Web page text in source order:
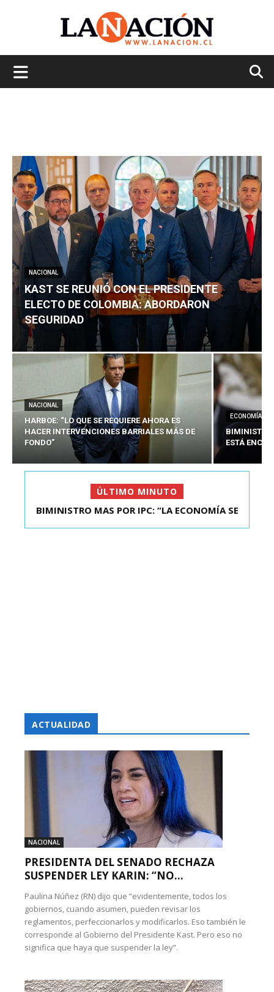
NACIONAL
KAST SE REUNIÓ CON EL PRESIDENTE
ELECTO DE COLOMBIA: ABORDARON
SEGURIDAD
NACIONAL
HARBOE: “LO QUE SE REQUIERE AHORA ES
HACER INTERVENCIONES BARRIALES MÁS DE
FONDO”
ECONOMÍA
BIMINISTRO
ESTÁ
ÚLTIMO MINUTO
KAST SE REUNIÓ CON EL PRESIDENTE ELECTO DE
BIMINISTRO MAS POR IPC: “LA ECONOMÍA SE
ACTUALIDAD
NACIONAL
PRESIDENTA DEL SENADO RECHAZA
SUSPENDER LEY KARIN: “NO...
Paulina Núñez (RN) dijo que “evidentemente, todos los
gobiernos, cuando asumen, pueden revisar los
reglamentos, perfeccionarlos y modificarlos. Eso también le
corresponde al Gobierno del Presidente Kast. Pero eso no
significa que haya que suspender la ley”.